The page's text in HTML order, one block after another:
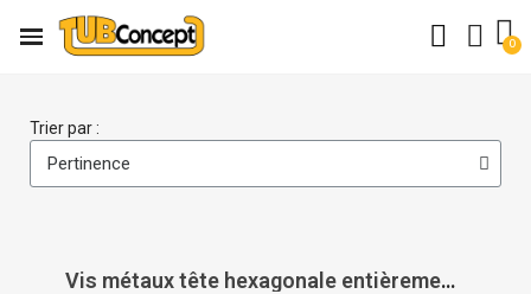
Trier par :
Vis métaux tête hexagonale entièrement filetée inox A2 DIN 933 - ACTON